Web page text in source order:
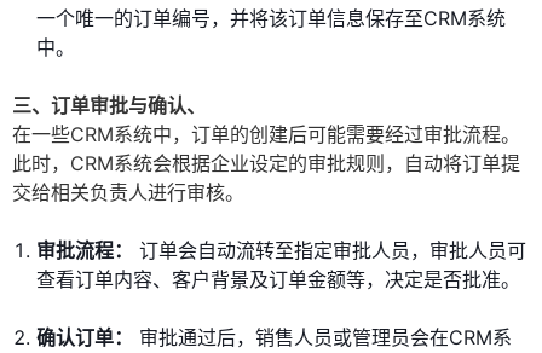
一个唯一的订单编号，并将该订单信息保存至CRM系统
中。
三、订单审批与确认、
在一些CRM系统中，订单的创建后可能需要经过审批流程。
此时，CRM系统会根据企业设定的审批规则，自动将订单提
交给相关负责人进行审核。
审批流程：
订单会自动流转至指定审批人员，审批人员可
查看订单内容、客户背景及订单金额等，决定是否批准。
确认订单：
审批通过后，销售人员或管理员会在CRM系